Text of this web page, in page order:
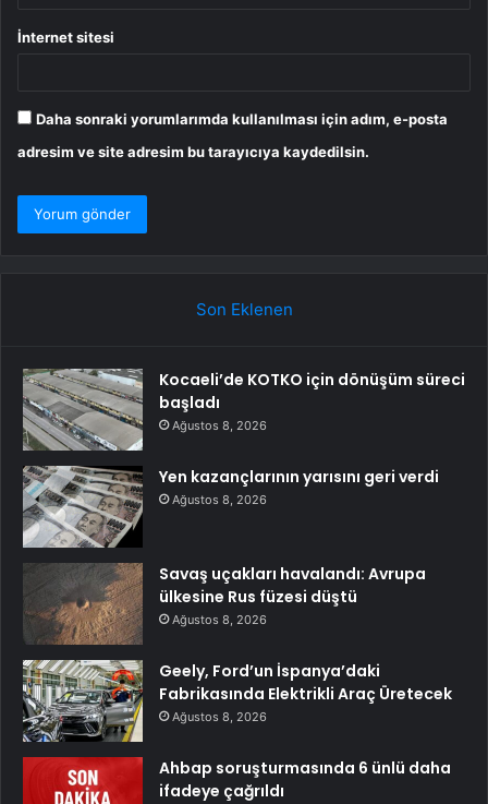
İnternet sitesi
Daha sonraki yorumlarımda kullanılması için adım, e-posta
adresim ve site adresim bu tarayıcıya kaydedilsin.
Son Eklenen
Kocaeli’de KOTKO için dönüşüm süreci
başladı
Ağustos 8, 2026
Yen kazançlarının yarısını geri verdi
Ağustos 8, 2026
Savaş uçakları havalandı: Avrupa
ülkesine Rus füzesi düştü
Ağustos 8, 2026
Geely, Ford’un İspanya’daki
Fabrikasında Elektrikli Araç Üretecek
Ağustos 8, 2026
Ahbap soruşturmasında 6 ünlü daha
ifadeye çağrıldı